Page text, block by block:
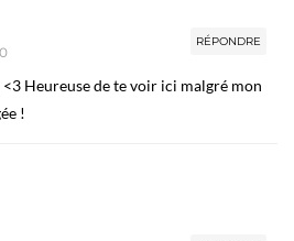
RÉPONDRE
Heureuse de te voir ici malgré mon
!